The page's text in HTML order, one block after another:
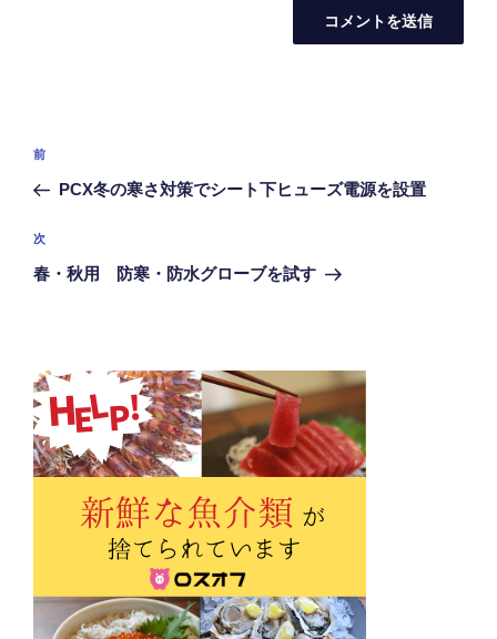
投
ナ
ビ
ゲ
ン
前
の
稿
前
PCX冬の寒さ対策でシート下ヒューズ電源を設置
次
の
次
春・秋用 防寒・防水グローブを試す